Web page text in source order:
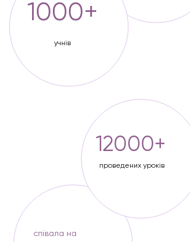
1000+
учнів
12000+
проведених уроків
співала на